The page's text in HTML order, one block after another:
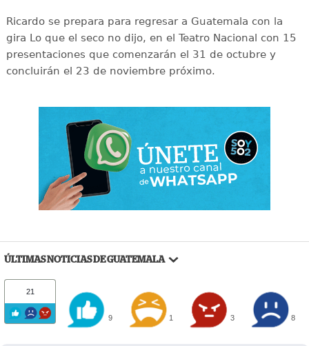
Ricardo se prepara para regresar a Guatemala con la
gira Lo que el seco no dijo, en el Teatro Nacional con 15
presentaciones que comenzarán el 31 de octubre y
concluirán el 23 de noviembre próximo.
ÚLTIMAS NOTICIAS DE GUATEMALA
21
9 1 3 8